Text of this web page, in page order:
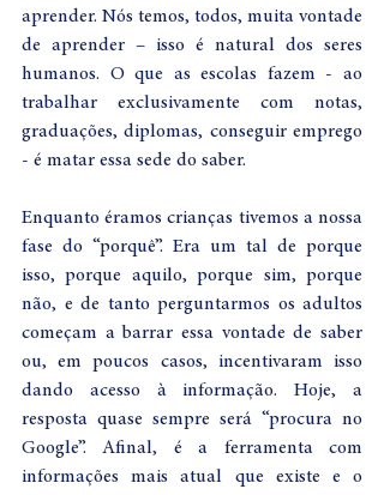
aprender. Nós temos, todos, muita vontade
de aprender – isso é natural dos seres
humanos. O que as escolas fazem - ao
trabalhar exclusivamente com notas,
graduações, diplomas, conseguir emprego
- é matar essa sede do saber.
Enquanto éramos crianças tivemos a nossa
fase do “porquê”. Era um tal de porque
isso, porque aquilo, porque sim, porque
não, e de tanto perguntarmos os adultos
começam a barrar essa vontade de saber
ou, em poucos casos, incentivaram isso
dando acesso à informação. Hoje, a
resposta quase sempre será “procura no
Google”. Afinal, é a ferramenta com
informações mais atual que existe e o